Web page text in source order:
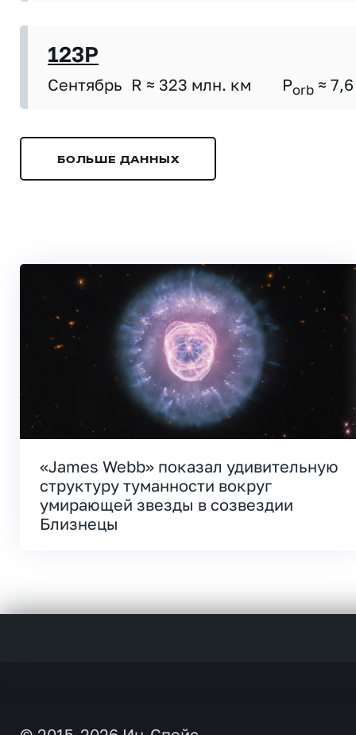
123P
Сентябрь R ≈ 323 млн. км Porb ≈ 7,6
БОЛЬШЕ ДАННЫХ
«James Webb» показал удивительную
структуру туманности вокруг
умирающей звезды в созвездии
Близнецы